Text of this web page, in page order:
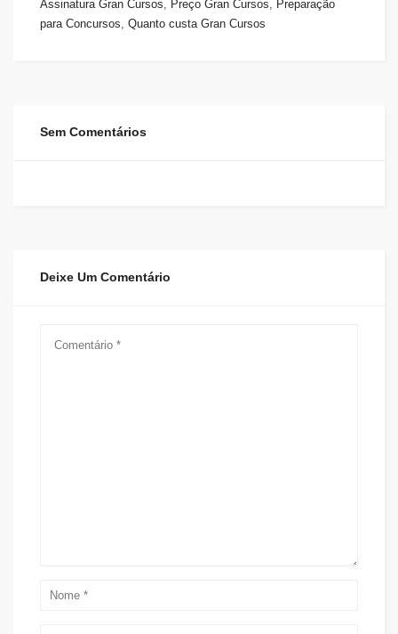
Assinatura Gran Cursos Preço Gran Cursos
Preparação
para Concursos Quanto custa Gran Cursos
Sem Comentários
Deixe Um Comentário